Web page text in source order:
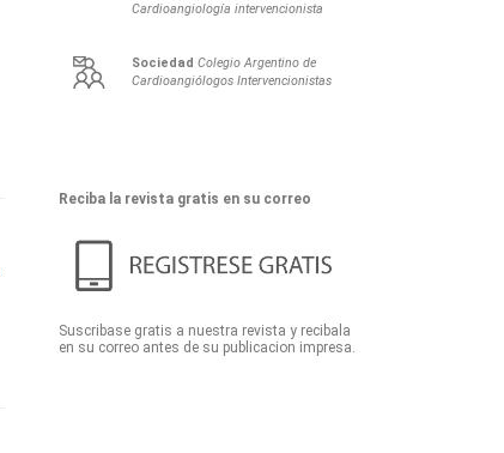
Cardioangiología intervencionista
Sociedad Colegio Argentino de
Cardioangiólogos Intervencionistas
Reciba la revista gratis en su correo
Suscribase gratis a nuestra revista y recibala
en su correo antes de su publicacion impresa.